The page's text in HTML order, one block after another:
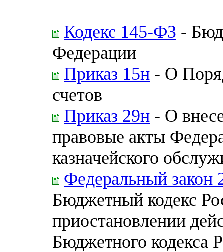
Кодекс 145-ФЗ -
Федерации
Приказ 15н - О
счетов
Приказ 29н - О
правовые акты
казначейского
Федеральный закон
Бюджетный кодекс
приостановлении
Бюджетного кодекса